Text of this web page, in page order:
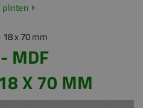
plinten
x 70 mm
MDF
X 70 MM